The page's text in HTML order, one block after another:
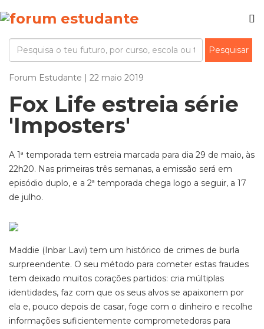
Forum Estudante | 22 maio 2019
Fox Life estreia série
'Imposters'
A 1ª temporada tem estreia marcada para dia 29 de maio, às
22h20. Nas primeiras três semanas, a emissão será em
episódio duplo, e a 2ª temporada chega logo a seguir, a 17
de julho.
Maddie (Inbar Lavi) tem um histórico de crimes de burla
surpreendente. O seu método para cometer estas fraudes
tem deixado muitos corações partidos: cria múltiplas
identidades, faz com que os seus alvos se apaixonem por
ela e, pouco depois de casar, foge com o dinheiro e recolhe
informações suficientemente comprometedoras para